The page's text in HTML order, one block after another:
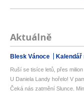
Aktuálně
Blesk Vánoce Kalendář
Ruší se tisíce letů, přes
U Daniela Landy hořelo! V
Čeká nás zatmění Slunce.